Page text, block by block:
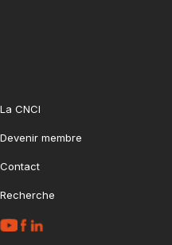
La CNCI
Devenir membre
Contact
Recherche